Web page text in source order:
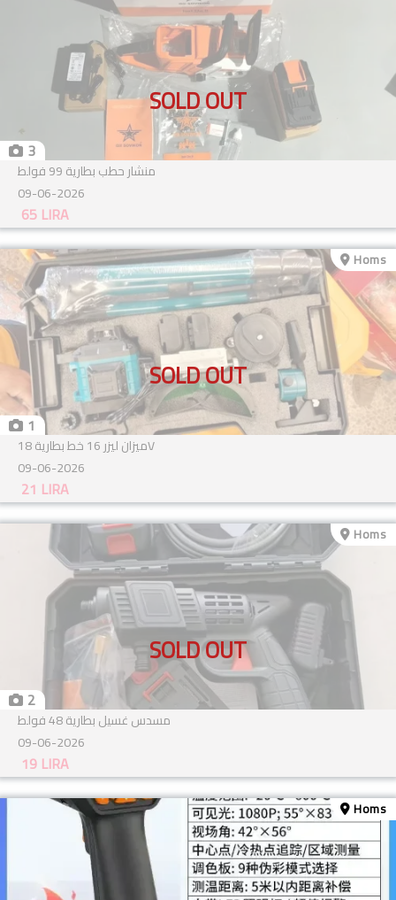
SOLD OUT
3
منشار حطب بطارية 99 فولط
09-06-2026
LIRA
65
SOLD OUT
1
Homs
ميزان ليزر 16 خط بطارية 18V
09-06-2026
LIRA
21
SOLD OUT
2
Homs
مسدس غسيل بطارية 48 فولط
09-06-2026
LIRA
19
Homs